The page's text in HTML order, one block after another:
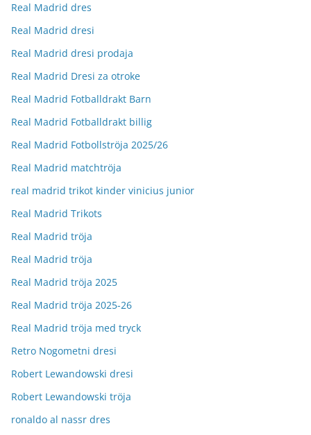
Real Madrid dres
Real Madrid dresi
Real Madrid dresi prodaja
Real Madrid Dresi za otroke
Real Madrid Fotballdrakt Barn
Real Madrid Fotballdrakt billig
Real Madrid Fotbollströja 2025/26
Real Madrid matchtröja
real madrid trikot kinder vinicius junior
Real Madrid Trikots
Real Madrid tröja
Real Madrid tröja
Real Madrid tröja 2025
Real Madrid tröja 2025-26
Real Madrid tröja med tryck
Retro Nogometni dresi
Robert Lewandowski dresi
Robert Lewandowski tröja
ronaldo al nassr dres